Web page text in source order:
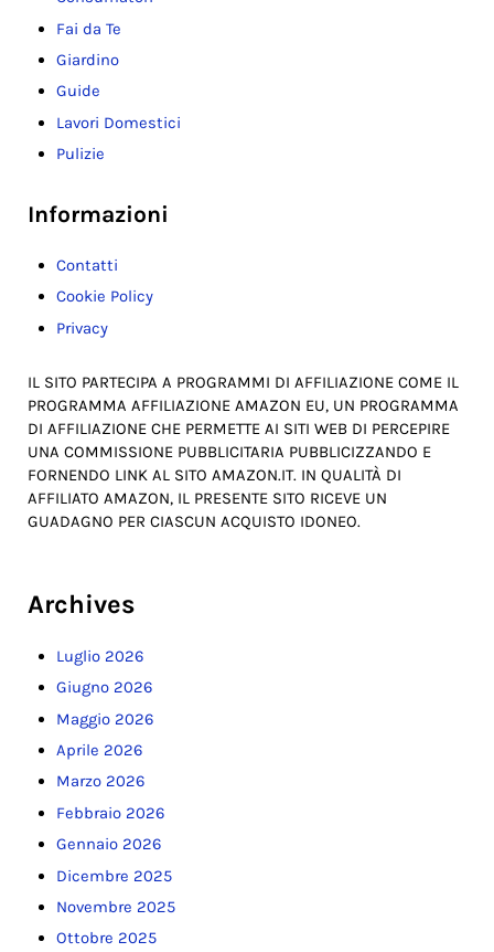
Fai da Te
Giardino
Guide
Lavori Domestici
Pulizie
Informazioni
Contatti
Cookie Policy
Privacy
IL SITO PARTECIPA A PROGRAMMI DI AFFILIAZIONE COME IL
PROGRAMMA AFFILIAZIONE AMAZON EU, UN PROGRAMMA
DI AFFILIAZIONE CHE PERMETTE AI SITI WEB DI PERCEPIRE
UNA COMMISSIONE PUBBLICITARIA PUBBLICIZZANDO E
FORNENDO LINK AL SITO AMAZON.IT. IN QUALITÀ DI
AFFILIATO AMAZON, IL PRESENTE SITO RICEVE UN
GUADAGNO PER CIASCUN ACQUISTO IDONEO.
Archives
Luglio 2026
Giugno 2026
Maggio 2026
Aprile 2026
Marzo 2026
Febbraio 2026
Gennaio 2026
Dicembre 2025
Novembre 2025
Ottobre 2025